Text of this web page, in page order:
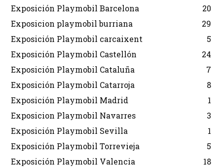
Exposición Playmobil Barcelona
20
Exposicion playmobil burriana
29
Exposición Playmobil carcaixent
5
Exposición Playmobil Castellón
24
Exposición Playmobil Cataluña
7
Exposición Playmobil Catarroja
8
Exposición Playmobil Madrid
1
Exposicion Playmobil Navarres
3
Exposición Playmobil Sevilla
1
Exposición Playmobil Torrevieja
5
Exposición Playmobil Valencia
18